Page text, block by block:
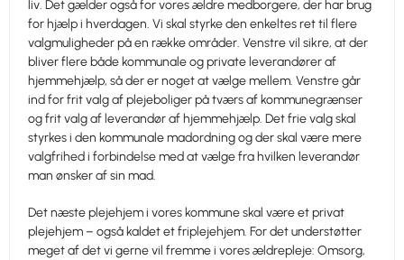
liv. Det gælder også for vores ældre medborgere, der har brug
for hjælp i hverdagen. Vi skal styrke den enkeltes ret til flere
valgmuligheder på en række områder. Venstre vil sikre, at der
bliver flere både kommunale og private leverandører af
hjemmehjælp, så der er noget at vælge mellem. Venstre går
ind for frit valg af plejeboliger på tværs af kommunegrænser
og frit valg af leverandør af hjemmehjælp. Det frie valg skal
styrkes i den kommunale madordning og der skal være mere
valgfrihed i forbindelse med at vælge fra hvilken leverandør
man ønsker af sin mad.
Det næste plejehjem i vores kommune skal være et privat
plejehjem – også kaldet et friplejehjem. For det understøtter
meget af det vi gerne vil fremme i vores ældrepleje: Omsorg,